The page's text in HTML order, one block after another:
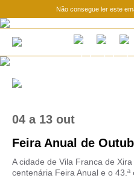
Não consegue ler este
04 a13 out
Feira Anual de
A cidade de Vila Franca de
centenária Feira Anual e o